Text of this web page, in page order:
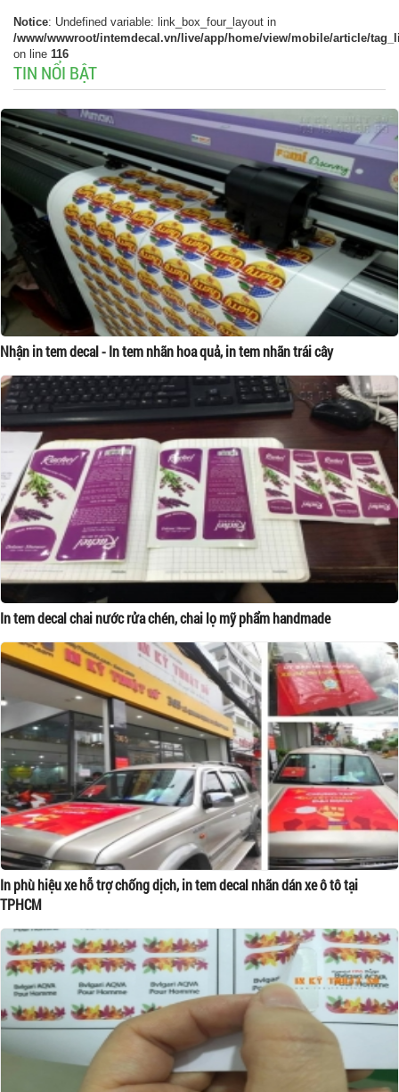
Notice: Undefined variable: link_box_four_layout in
/www/wwwroot/intemdecal.vn/live/app/home/view/mobile/article/
on line 116
TIN NỔI BẬT
Nhận in tem decal - In tem nhãn hoa quả, in tem nhãn trái cây
In tem decal chai nước rửa chén, chai lọ mỹ phẩm handmade
In phù hiệu xe hỗ trợ chống dịch, in tem decal nhãn dán xe ô tô tại
TPHCM